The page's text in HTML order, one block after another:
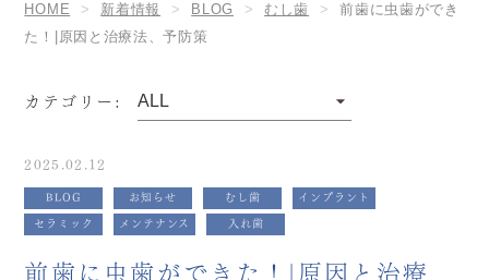
HOME 新着情報 BLOG むし歯
前歯に虫歯ができ
た！|原因と治療法、予防策
カテゴリー:
2025.02.12
BLOG お知らせ むし歯 インプラント
セラミック メンテナンス 入れ歯
前歯に虫歯ができた！|原因と治療